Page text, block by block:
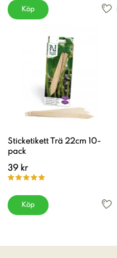
Köp
Sticketikett Trä 22cm 10-
pack
39 kr
Köp